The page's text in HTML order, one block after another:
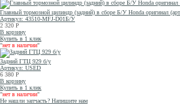
Главный тормозной цилиндр (задний) в сборе Б/У Honda оригинал
Артикул: 43510-MFJ-D01Б/У
2 320 Р
В корзину
Купить в 1 клик
"нет в наличии"
Задний ГТЦ 929 б/у
Артикул: USED
6 380 Р
В корзину
Купить в 1 клик
"нет в наличии"
Не нашли запчасть? Напишите нам